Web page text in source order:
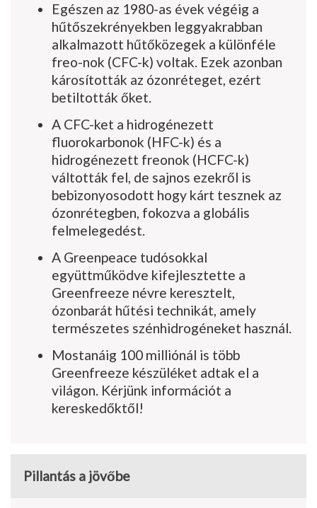
Egészen az 1980-as évek végéig a
hűtőszekrényekben leggyakrabban
alkalmazott hűtőközegek a különféle
freo-nok (CFC-k) voltak. Ezek azon­ban
károsították az ózonréte­get, ezért
betiltották őket.
A CFC-ket a hidrogénezett
fluorokarbonok (HFC-k) és a
hidrogénezett freonok (HCFC-k)
váltották fel, de sajnos ezekről is
bebizonyosodott hogy kárt tesznek az
ózonrétegben, fo­kozva a globális
felmelegedést.
A Greenpeace tudósokkal
együttműködve kifejlesztette a
Greenfreeze névre keresztelt,
ózonbarát hűtési technikát, amely
természetes szénhidrogé­neket használ.
Mostanáig 100 milliónál is több
Greenfreeze készüléket adtak el a
világon. Kérjünk információt a
kereskedőktől!
Pillantás a jövőbe